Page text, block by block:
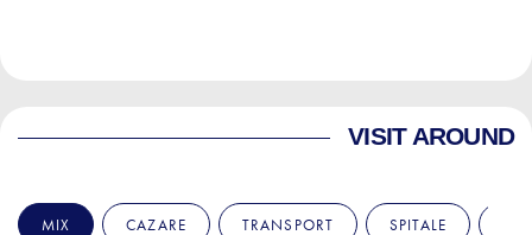
VISIT AROUND
MIX CAZARE TRANSPORT SPITALE